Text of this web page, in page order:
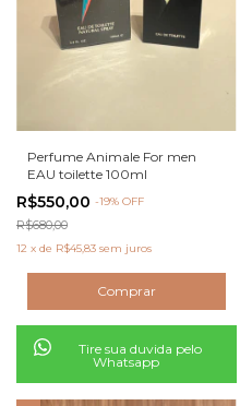
Perfume Animale For men
EAU toilette 100ml
R$550,00 -19% OFF
R$680,00
12 x de R$45,83 sem juros
Tire sua duvida pelo
Whatsapp